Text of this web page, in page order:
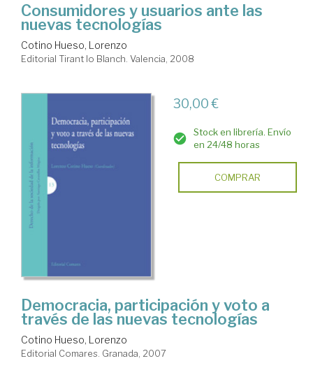
Consumidores y usuarios ante las
nuevas tecnologías
Cotino Hueso, Lorenzo
Editorial Tirant lo Blanch. Valencia, 2008
30,00 €
Stock en librería. Envío
en 24/48 horas
COMPRAR
Democracia, participación y voto a
través de las nuevas tecnologías
Cotino Hueso, Lorenzo
Editorial Comares. Granada, 2007